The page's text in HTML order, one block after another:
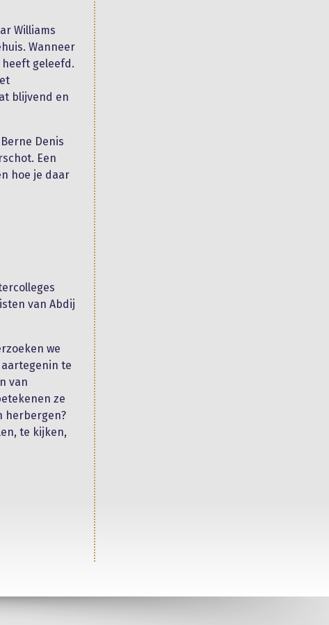
Williams
Wanneer
geleefd.
blijvend en
Denis
Een
hoe je daar
van Abdij
we
te
van
ze
herbergen?
te kijken,